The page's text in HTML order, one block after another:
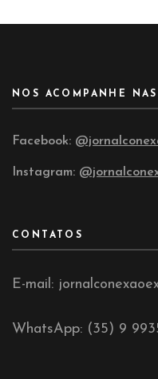
NOS ACOMPANHE NAS
Facebook:
Instagram:
CONTATOS
E-mail:
WhatsApp: (35) 9